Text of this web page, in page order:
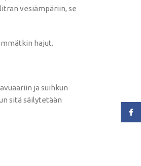
vesiämpäriin, se
hajut.
ja suihkun
sitä säilytetään